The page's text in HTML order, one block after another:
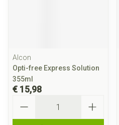
Alcon
Opti-free Express Solution
355ml
€ 15,98